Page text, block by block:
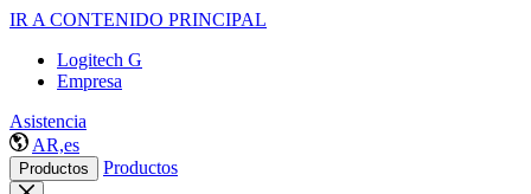
IR A CONTENIDO PRINCIPAL
Logitech G
Empresa
Asistencia
AR,es
Productos Productos